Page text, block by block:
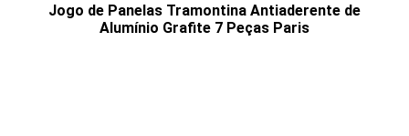
Jogo de Panelas Tramontina Antiaderente de
Alumínio Grafite 7 Peças Paris